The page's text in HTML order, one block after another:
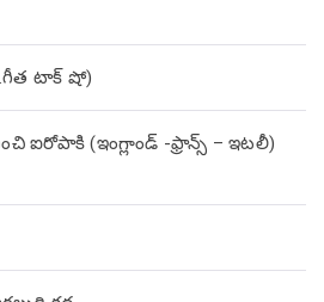
టాక్ షో)
ఐరోపాకి (ఇంగ్లాండ్ -ఫ్రాన్స్ – ఇటలీ)